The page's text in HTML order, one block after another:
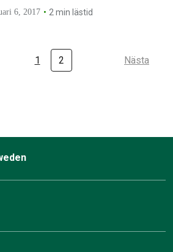
stora nyheter för alla oss som
6, 2017 2 min lästid
1 2 Nästa